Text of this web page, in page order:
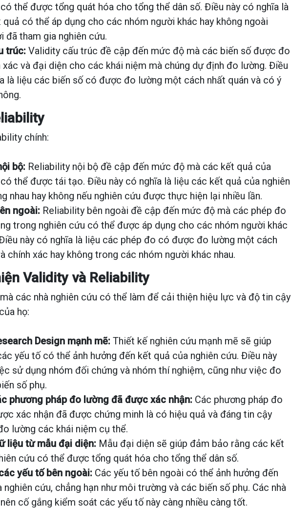
thể được tổng quát hóa cho tổng thể dân số. Điều này có nghĩa là
có thể áp dụng cho các nhóm người khác hay không ngoài
đã tham gia nghiên cứu.
trúc: Validity cấu trúc đề cập đến mức độ mà các biến số được đo
xác và đại diện cho các khái niệm mà chúng dự định đo lường. Điều
là liệu các biến số có được đo lường một cách nhất quán và có ý
chính:
bộ: Reliability nội bộ đề cập đến mức độ mà các kết quả của
thể được tái tạo. Điều này có nghĩa là liệu các kết quả của nghiên
nhau hay không nếu nghiên cứu được thực hiện lại nhiều lần.
ngoài: Reliability bên ngoài đề cập đến mức độ mà các phép đo
trong nghiên cứu có thể được áp dụng cho các nhóm người khác
này có nghĩa là liệu các phép đo có được đo lường một cách
chính xác hay không trong các nhóm người khác nhau.
Validity và Reliability
các nhà nghiên cứu có thể làm để cải thiện hiệu lực và độ tin cậy
họ:
Design mạnh mẽ: Thiết kế nghiên cứu mạnh mẽ sẽ giúp
yếu tố có thể ảnh hưởng đến kết quả của nghiên cứu. Điều này
sử dụng nhóm đối chứng và nhóm thí nghiệm, cũng như việc đo
số phụ.
phương pháp đo lường đã được xác nhận: Các phương pháp đo
xác nhận đã được chứng minh là có hiệu quả và đáng tin cậy
lường các khái niệm cụ thể.
liệu từ mẫu đại diện: Mẫu đại diện sẽ giúp đảm bảo rằng các kết
cứu có thể được tổng quát hóa cho tổng thể dân số.
yếu tố bên ngoài: Các yếu tố bên ngoài có thể ảnh hưởng đến
nghiên cứu, chẳng hạn như môi trường và các biến số phụ. Các nhà
cố gắng kiểm soát các yếu tố này càng nhiều càng tốt.